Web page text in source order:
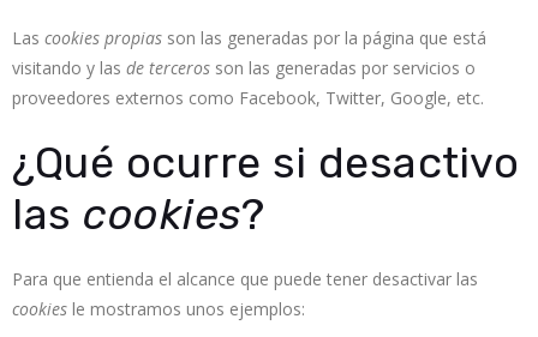
Las cookies propias son las generadas por la página que está
visitando y las de terceros son las generadas por servicios o
proveedores externos como Facebook, Twitter, Google, etc.
¿Qué ocurre si desactivo
las cookies?
Para que entienda el alcance que puede tener desactivar las
cookies le mostramos unos ejemplos: